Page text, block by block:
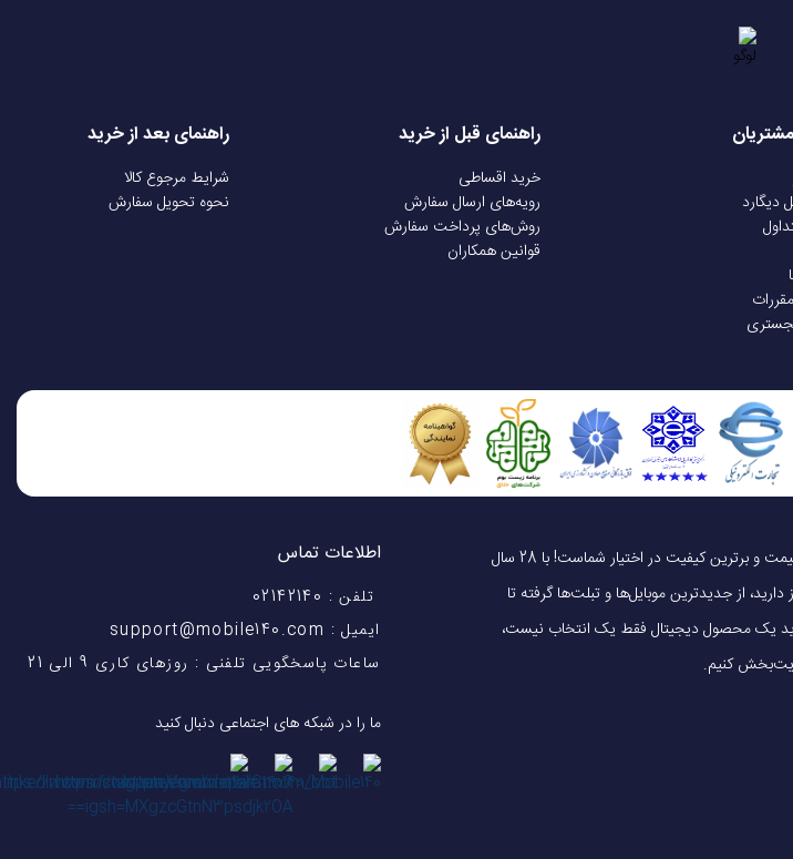
دیگارد
راهنمای قبل از خرید
خرید اقساطی
رویه‌های ارسال سفارش
روش‌های پرداخت سفارش
قوانین همکاران
راهنمای بعد از خرید
شرایط مرجوع کالا
نحوه تحویل سفارش
یک خرید هوشمندانه ، قیمت منصفانه، تجربه‌ای متفاوت! به موبایل 140 خوش آمدید، جایی که تکنولوژی با بهترین قیمت و برترین کیفیت در اختیار شماست! با 28 سال
از جدیدترین موبایل‌ها و تبلت‌ها گرفته تا
خرید یک محصول دیجیتال فقط یک انتخاب نیست،
اطلاعات تماس
تلفن : 02142140
ایمیل : support@mobile140.com
ساعات پاسخگویی تلفنی : روزهای کاری 9 الی 21
ما را در شبکه های اجتماعی دنبال کنید